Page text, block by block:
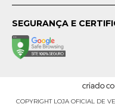
SEGURANÇA E
COPYRIGHT LOJA OFICIAL DE